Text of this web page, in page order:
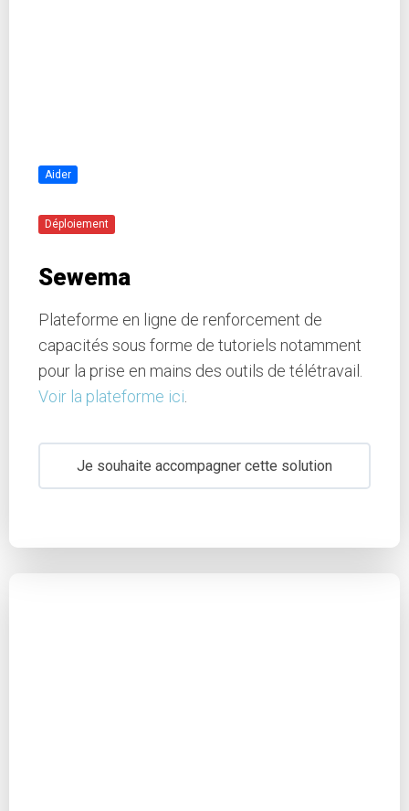
Aider
Déploiement
Sewema
Plateforme en ligne de renforcement de
capacités sous forme de tutoriels notamment
pour la prise en mains des outils de télétravail.
Voir la plateforme ici
Je souhaite accompagner cette solution